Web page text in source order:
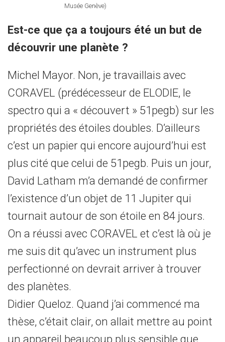
Musée Genève)
Est-ce que ça a toujours été un but de
découvrir une planète ?
Michel Mayor. Non, je travaillais avec
CORAVEL (prédécesseur de ELODIE, le
spectro qui a « découvert » 51pegb) sur les
propriétés des étoiles doubles. D’ailleurs
c’est un papier qui encore aujourd’hui est
plus cité que celui de 51pegb. Puis un jour,
David Latham m’a demandé de confirmer
l’existence d’un objet de 11 Jupiter qui
tournait autour de son étoile en 84 jours.
On a réussi avec CORAVEL et c’est là où je
me suis dit qu’avec un instrument plus
perfectionné on devrait arriver à trouver
des planètes.
Didier Queloz. Quand j’ai commencé ma
thèse, c’était clair, on allait mettre au point
un appareil beaucoup plus sensible que